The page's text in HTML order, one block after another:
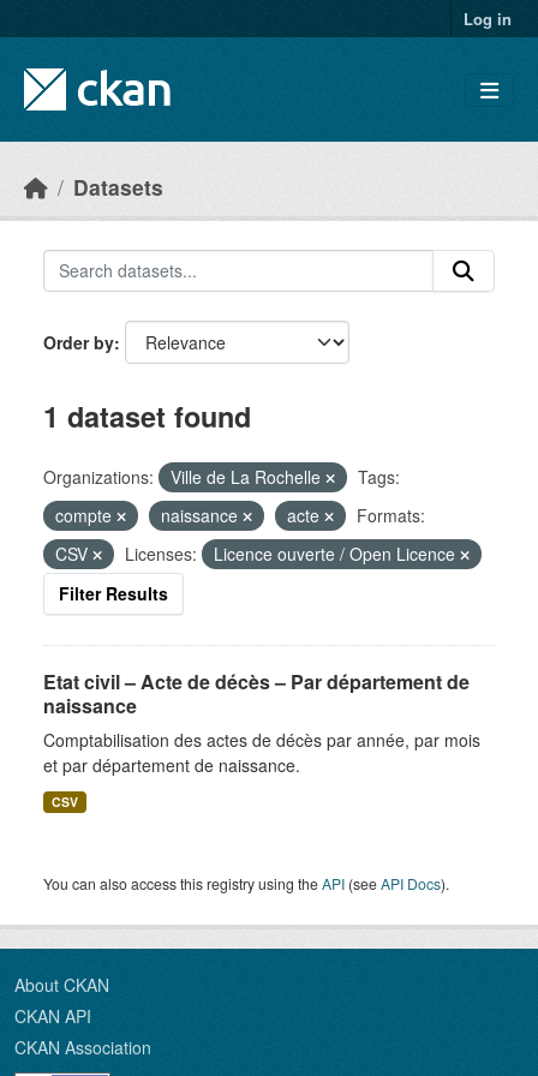
Log in
Datasets
Order by
1 dataset found
Organizations: Ville de La Rochelle
Tags:
compte
naissance acte
Formats:
CSV
Licenses:
Licence ouverte / Open Licence
Filter Results
Etat civil – Acte de décès – Par département de
naissance
Comptabilisation des actes de décès par année, par mois
et par département de naissance.
CSV
You can also access this registry using theAPI (seeAPI Docs).
About CKAN
CKAN API
CKAN Association